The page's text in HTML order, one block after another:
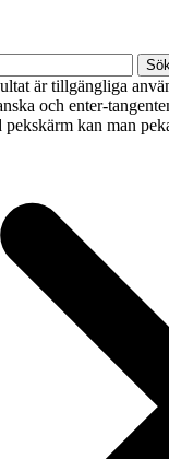
är tillgängliga
och enter-
pekskärm kan man